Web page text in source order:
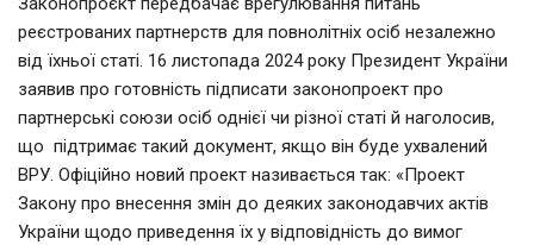
реєстрованих партнерств для повнолітніх осіб незалежно
від їхньої статі. 16 листопада 2024 року Президент України
заявив про готовність підписати законопроект про
партнерські союзи осіб однієї чи різної статі й наголосив,
що підтримає такий документ, якщо він буде ухвалений
ВРУ. Офіційно новий проект називається так: «Проект
Закону про внесення змін до деяких законодавчих актів
України щодо приведення їх у відповідність до вимог